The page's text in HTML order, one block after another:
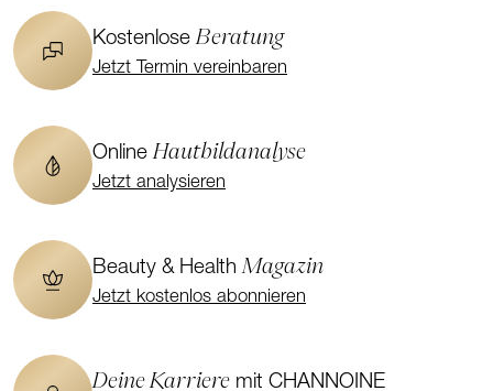
KostenloseBeratung
Jetzt Termin vereinbaren
OnlineHautbildanalyse
Jetzt analysieren
Beauty & HealthMagazin
Jetzt kostenlos abonnieren
Deine Karriere mit CHANNOINE